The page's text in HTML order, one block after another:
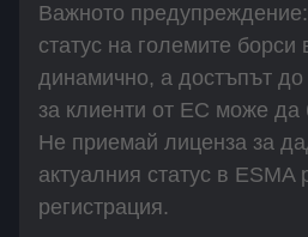
Важното
статус на големите
динамично, а достъпът до
за клиенти от ЕС може да
Не приемай лиценза за
актуалния статус в ESMA
регистрация.